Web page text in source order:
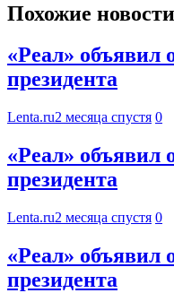
Похожие новости
«Реал» объявил
президента
Lenta.ru2 месяца спустя 0
«Реал» объявил
президента
Lenta.ru2 месяца спустя 0
«Реал» объявил
президента